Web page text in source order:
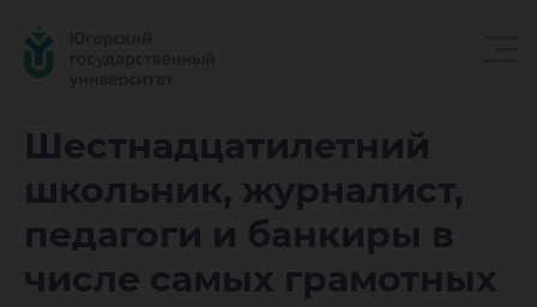
Шестнадцатилетний
школьник, журналист,
педагоги и банкиры в
числе самых грамотных